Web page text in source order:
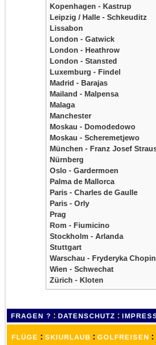
Kopenhagen - Kastrup
Leipzig / Halle - Schkeuditz
Lissabon
London - Gatwick
London - Heathrow
London - Stansted
Luxemburg - Findel
Madrid - Barajas
Mailand - Malpensa
Malaga
Manchester
Moskau - Domodedowo
Moskau - Scheremetjewo
München - Franz Josef
Nürnberg
Oslo - Gardermoen
Palma de Mallorca
Paris - Charles de Gaulle
Paris - Orly
Prag
Rom - Fiumicino
Stockholm - Arlanda
Stuttgart
Warschau - Fryderyka
Wien - Schwechat
Zürich - Kloten
FRAGEN ? : DATENSCHUTZ :
FLÜGE : SKIURLAUB : GOLFREISEN :